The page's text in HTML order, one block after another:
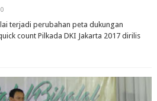
0
terjadi perubahan peta dukungan
count Pilkada DKI Jakarta 2017 dirilis